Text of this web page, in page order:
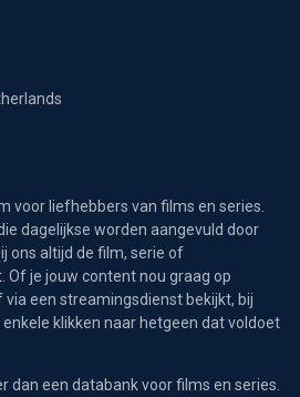
voor liefhebbers van films en series.
dagelijkse worden aangevuld door
ons altijd de film, serie of
Of je jouw content nou graag op
via een streamingsdienst bekijkt, bij
klikken naar hetgeen dat voldoet
dan een databank voor films en series.